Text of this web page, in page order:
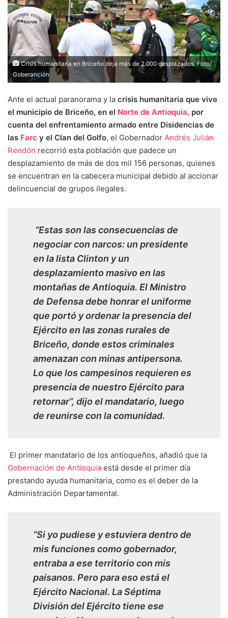
Crisis humanitaria en Briceño deja más de 2.000 desplazados. Foto/
Goberanción
Ante el actual paranorama y la crisis humanitaria que vive
el municipio de Briceño, en el Norte de Antioquia, por
cuenta del enfrentamiento armado entre Disidencias de
las Farc y el Clan del Golfo, el Gobernador Andrés Julián
Rendón recorrió esta población que padece un
desplazamiento de más de dos mil 156 personas, quienes
se encuentran en la cabecera municipal debido al accionar
delincuencial de grupos ilegales.
“Estas son las consecuencias de
negociar con narcos: un presidente
en la lista Clinton y un
desplazamiento masivo en las
montañas de Antioquia. El Ministro
de Defensa debe honrar el uniforme
que portó y ordenar la presencia del
Ejército en las zonas rurales de
Briceño, donde estos criminales
amenazan con minas antipersona.
Lo que los campesinos requieren es
presencia de nuestro Ejército para
retornar”, dijo el mandatario, luego
de reunirse con la comunidad.
El primer mandatario de los antioqueños, añadió que la
Gobernación de Antioquia está desde el primer día
prestando ayuda humanitaria, como es el deber de la
Administración Departamental.
“Si yo pudiese y estuviera dentro de
mis funciones como gobernador,
entraba a ese territorio con mis
paisanos. Pero para eso está el
Ejército Nacional. La Séptima
División del Ejército tiene ese